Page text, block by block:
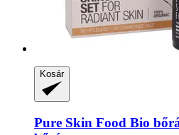
Kosár
Pure Skin Food Bio